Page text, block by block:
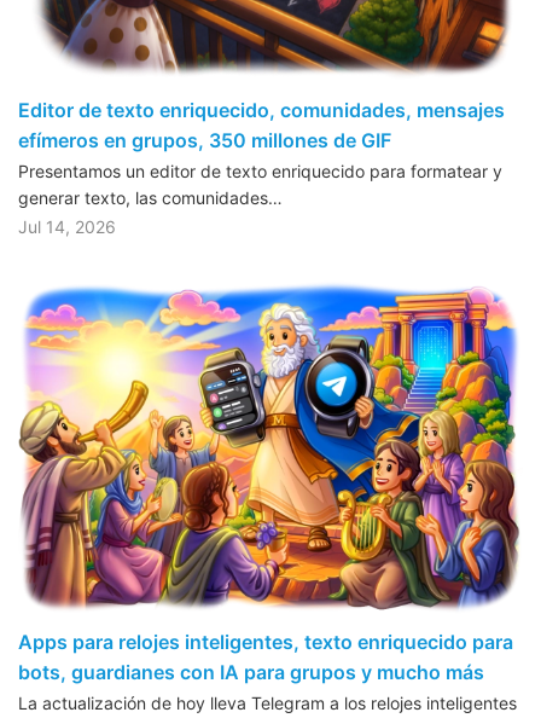
Editor de texto enriquecido, comunidades, mensajes
efímeros en grupos, 350 millones de GIF
Presentamos un editor de texto enriquecido para formatear y
generar texto, las comunidades…
Jul 14, 2026
Apps para relojes inteligentes, texto enriquecido para
bots, guardianes con IA para grupos y mucho más
La actualización de hoy lleva Telegram a los relojes inteligentes